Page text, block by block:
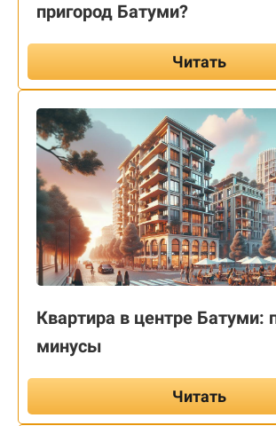
пригород Батуми?
Читать
Квартира в центре Батуми:
минусы
Читать